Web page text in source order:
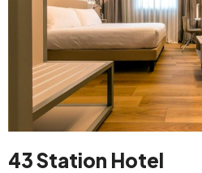
43 Station Hotel